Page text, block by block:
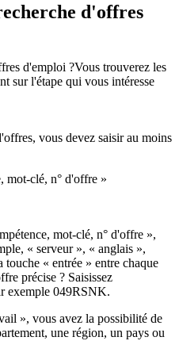
d'offres
d'emploi ?Vous trouverez les
sur l'étape qui vous intéresse
vous devez saisir au moins
mot-clé, n° d'offre »
mot-clé, n° d'offre »,
« serveur », « anglais »,
touche « entrée » entre chaque
précise ? Saisissez
exemple 049RSNK.
», vous avez la possibilité de
une région, un pays ou